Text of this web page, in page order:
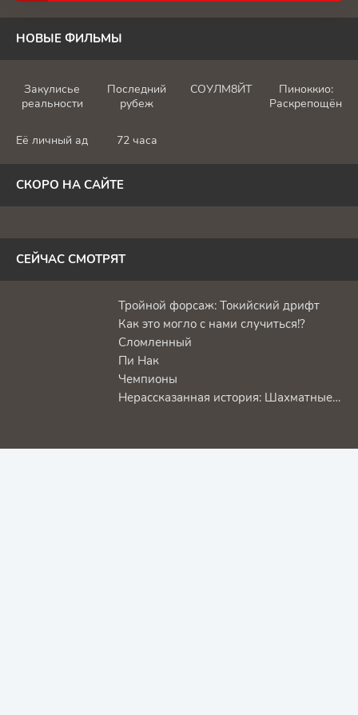
НОВЫЕ ФИЛЬМЫ
Закулисье
реальности
Последний
рубеж
СОУЛМ8ЙТ
Пиноккио:
Её личный ад 72 часа
СКОРО НА САЙТЕ
СЕЙЧАС СМОТРЯТ
Тройной форсаж: Токийский дрифт
Как это могло с нами случиться!?
Сломленный
Пи Нак
Чемпионы
Нерассказанная история: Шахматные маты